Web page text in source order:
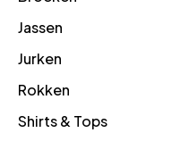
Jassen
Jurken
Rokken
Shirts & Tops